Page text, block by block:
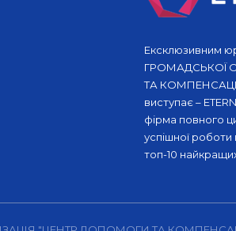
Ексклюзивним
ГРОМАДСЬКОЇ
ТА
виступає –
фірма повного
успішної роботи
топ-10